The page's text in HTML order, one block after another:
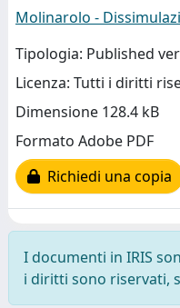
Molinarolo -
Tipologia: Published
Licenza: Tutti i diritti
Dimensione 128.4 kB
Formato Adobe PDF
Richiedi una copia
I documenti in IRIS
i diritti sono riservati,